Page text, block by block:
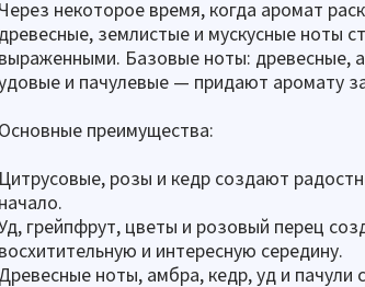
Через некоторое время, когда аромат
древесные, землистые и мускусные ноты
выраженными. Базовые ноты: древесные,
и пачулевые — придают аромату
Основные преимущества:
Цитрусовые, розы и кедр создают
начало.
грейпфрут, цветы и розовый перец
восхитительную и интересную середину.
Древесные ноты, амбра, кедр, уд и пачули